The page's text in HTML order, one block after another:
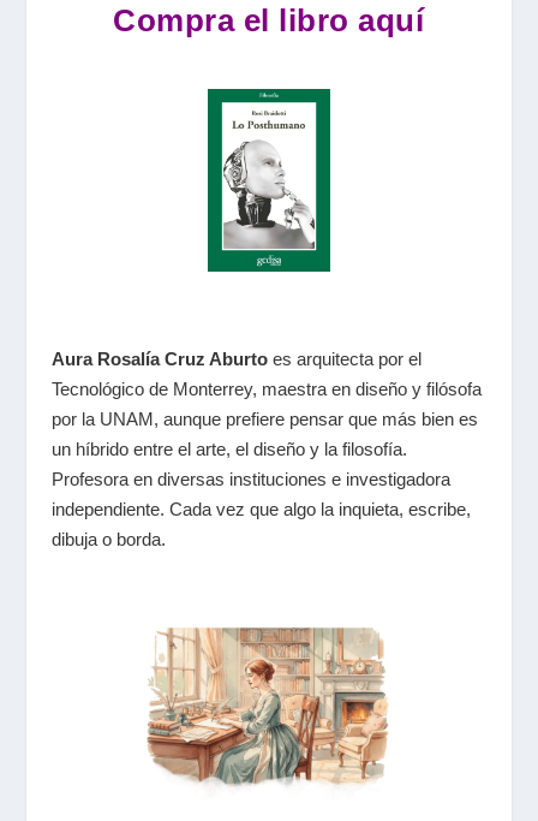
Compra el libro aquí
Aura Rosalía Cruz Aburtoes arquitecta por el
Tecnológico de Monterrey, maestra en diseño y filósofa
por la UNAM, aunque prefiere pensar que más bien es
un híbrido entre el arte, el diseño y la filosofía.
Profesora en diversas instituciones e investigadora
independiente. Cada vez que algo la inquieta, escribe,
dibuja o borda.